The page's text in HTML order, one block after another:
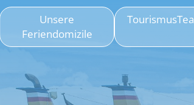
Unsere
Feriendomizile